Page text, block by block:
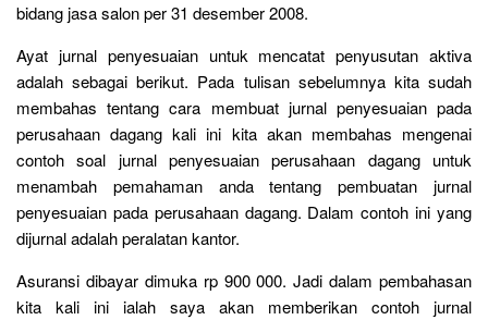
bidang jasa salon per 31 desember 2008.
Ayat jurnal penyesuaian untuk mencatat penyusutan aktiva
adalah sebagai berikut. Pada tulisan sebelumnya kita sudah
membahas tentang cara membuat jurnal penyesuaian pada
perusahaan dagang kali ini kita akan membahas mengenai
contoh soal jurnal penyesuaian perusahaan dagang untuk
menambah pemahaman anda tentang pembuatan jurnal
penyesuaian pada perusahaan dagang. Dalam contoh ini yang
dijurnal adalah peralatan kantor.
Asuransi dibayar dimuka rp 900 000. Jadi dalam pembahasan
kita kali ini ialah saya akan memberikan contoh jurnal